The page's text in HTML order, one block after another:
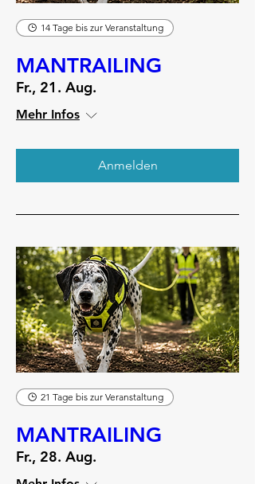
14 Tage bis zur Veranstaltung
MANTRAILING
Fr., 21. Aug.
Mehr Infos
Anmelden
21 Tage bis zur Veranstaltung
MANTRAILING
Fr., 28. Aug.